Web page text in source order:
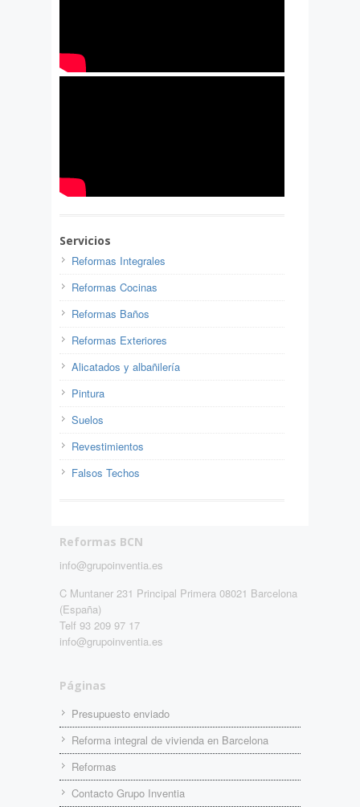
Servicios
Reformas Integrales
Reformas Cocinas
Reformas Baños
Reformas Exteriores
Alicatados y albañilería
Pintura
Suelos
Revestimientos
Falsos Techos
Reformas BCN
info@grupoinventia.es
C Muntaner 231 Principal Primera 08021 Barcelona
(España)
Telf 93 209 97 17
info@grupoinventia.es
Páginas
Presupuesto enviado
Reforma integral de vivienda en Barcelona
Reformas
Contacto Grupo Inventia